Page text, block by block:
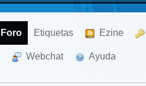
Foro Etiquetas Ezine
Webchat Ayuda